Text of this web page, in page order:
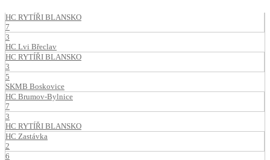
HC RYTÍŘI BLANSKO
7
3
HC Lvi Břeclav
HC RYTÍŘI BLANSKO
3
5
SKMB Boskovice
HC Brumov-Bylnice
7
3
HC RYTÍŘI BLANSKO
HC Zastávka
2
6